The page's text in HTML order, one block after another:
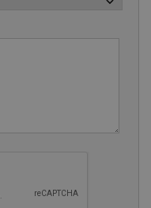
più resistente della